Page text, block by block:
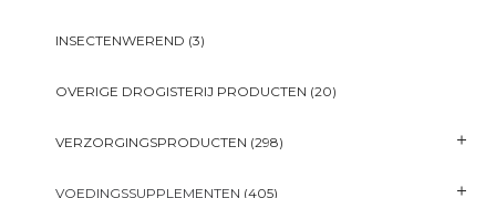
INSECTENWEREND (3)
OVERIGE DROGISTERIJ PRODUCTEN (20)
VERZORGINGSPRODUCTEN (298)
VOEDINGSSUPPLEMENTEN (405)